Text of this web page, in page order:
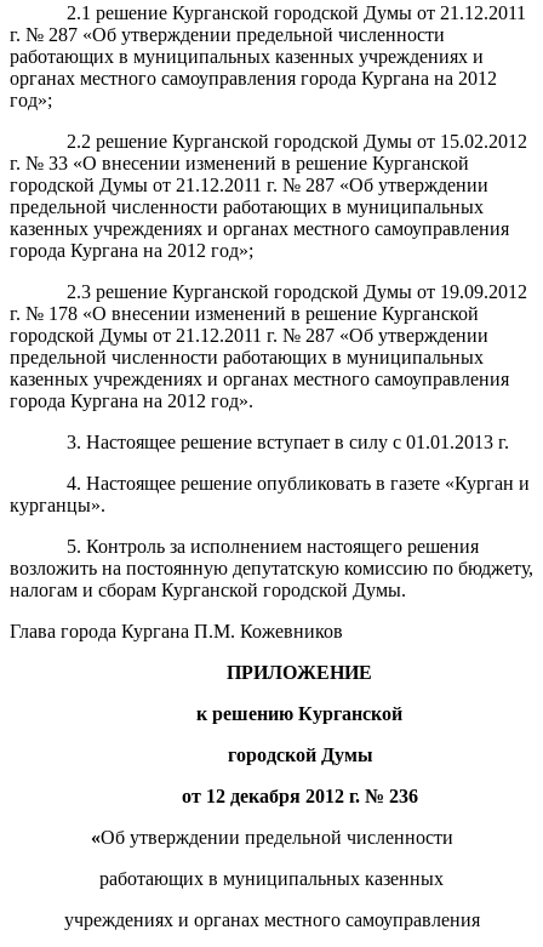
2.1 решение Курганской городской Думы от 21.12.2011
г. № 287 «Об утверждении предельной численности
работающих в муниципальных казенных учреждениях и
органах местного самоуправления города Кургана на 2012
год»;
2.2 решение Курганской городской Думы от 15.02.2012
г. № 33 «О внесении изменений в решение Курганской
городской Думы от 21.12.2011 г. № 287 «Об утверждении
предельной численности работающих в муниципальных
казенных учреждениях и органах местного самоуправления
города Кургана на 2012 год»;
2.3 решение Курганской городской Думы от 19.09.2012
г. № 178 «О внесении изменений в решение Курганской
городской Думы от 21.12.2011 г. № 287 «Об утверждении
предельной численности работающих в муниципальных
казенных учреждениях и органах местного самоуправления
города Кургана на 2012 год».
3. Настоящее решение вступает в силу с 01.01.2013 г.
4. Настоящее решение опубликовать в газете «Курган и
курганцы».
5. Контроль за исполнением настоящего решения
возложить на постоянную депутатскую комиссию по бюджету,
налогам и сборам Курганской городской Думы.
Глава города Кургана П.М. Кожевников
ПРИЛОЖЕНИЕ
к решению Курганской
городской Думы
от 12 декабря 2012 г. № 236
«Об утверждении предельной численности
работающих в муниципальных казенных
учреждениях и органах местного самоуправления